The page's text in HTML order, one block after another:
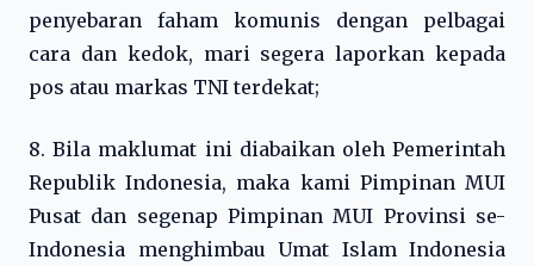
penyebaran faham komunis dengan pelbagai
cara dan kedok, mari segera laporkan kepada
pos atau markas TNI terdekat;
8. Bila maklumat ini diabaikan oleh Pemerintah
Republik Indonesia, maka kami Pimpinan MUI
Pusat dan segenap Pimpinan MUI Provinsi se-
Indonesia menghimbau Umat Islam Indonesia